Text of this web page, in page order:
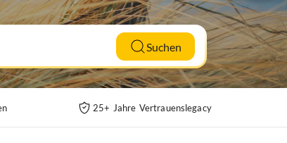
Suchen
25+ Jahre Vertrauenslegacy